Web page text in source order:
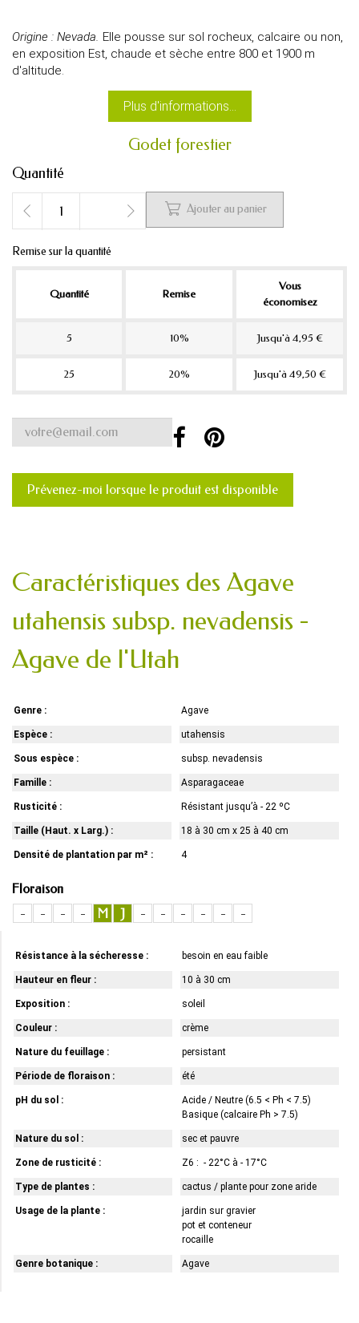
Origine : Nevada. Elle pousse sur sol rocheux, calcaire ou non,
en exposition Est, chaude et sèche entre 800 et 1900 m
d'altitude.
Plus d'informations...
Godet forestier
Quantité
 Ajouter au panier
Remise sur la quantité
Quantité Remise
Vous
économisez
5 10% Jusqu'à 4,95 €
25 20% Jusqu'à 49,50 €
Prévenez-moi lorsque le produit est disponible
Caractéristiques des Agave
utahensis subsp. nevadensis -
Agave de l'Utah
Genre : Agave
Espèce : utahensis
Sous espèce : subsp. nevadensis
Famille : Asparagaceae
Rusticité : Résistant jusqu’à - 22 ºC
Taille (Haut. x Larg.) : 18 à 30 cm x 25 à 40 cm
Densité de plantation par m² : 4
Floraison
-
- - - M J - - - - - -
Résistance à la sécheresse : besoin en eau faible
Hauteur en fleur : 10 à 30 cm
Exposition : soleil
Couleur : crème
Nature du feuillage : persistant
Période de floraison : été
pH du sol :
Acide / Neutre (6.5 < Ph < 7.5)
Basique (calcaire Ph > 7.5)
Nature du sol : sec et pauvre
Zone de rusticité : Z6 : - 22°C à - 17°C
Type de plantes : cactus / plante pour zone aride
Usage de la plante :
jardin sur gravier
pot et conteneur
rocaille
Genre botanique : Agave